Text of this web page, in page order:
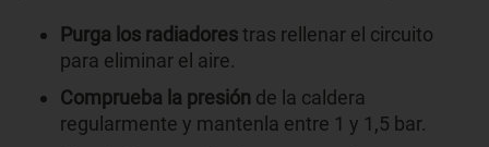
Purga los radiadorestras rellenar el circuito
para eliminar el aire.
Comprueba la presión de la caldera
regularmente y mantenla entre 1 y 1,5 bar.